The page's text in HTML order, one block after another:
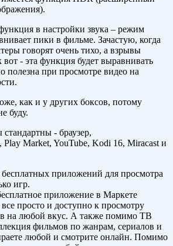
в настройки звука – режим
пики в фильме. Зачастую, когда
говорят очень тихо, а взрывы
- эта функция будет выравнивать
полезна при просмотре видео на
как и у других боксов, потому
буду.
- браузер,
Play Market, YouTube, Kodi 16, Miracast и
бесплатных приложений для просмотра
игр.
приложение в Маркете
просто и доступно к просмотру
на любой вкус. А также помимо ТВ
фильмов по жанрам, сериалов и
любой и смотрите онлайн. Помимо